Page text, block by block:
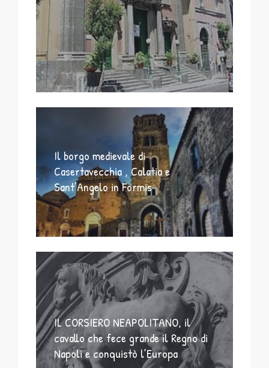
Il borgo medievale di
Casertavecchia , Calatia e
Sant’Angelo in Formis
IL CORSIERO NEAPOLITANO, il
cavallo che fece grande il Regno di
Napoli e conquistò l’Europa